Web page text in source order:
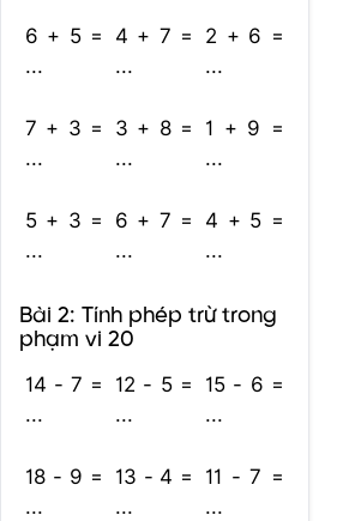
6 + 5 =
...
4 + 7 =
...
2 + 6 =
...
7 + 3 =
...
3 + 8 =
...
1 + 9 =
...
5 + 3 =
...
6 + 7 =
...
4 + 5 =
...
Bài 2: Tính phép trừ trong
phạm vi 20
14 - 7 =
...
12 - 5 =
...
15 - 6 =
...
18 - 9 =
...
13 - 4 =
...
11 - 7 =
...